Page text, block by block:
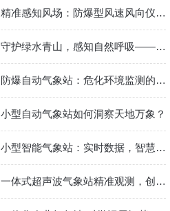
精准感知风场：防爆型风速风向仪测量原理差异解析
守护绿水青山，感知自然呼吸——景区负氧离子监测站，生态旅游的新名片
防爆自动气象站：危化环境监测的“安全卫士”
小型自动气象站如何洞察天地万象？
小型智能气象站：实时数据，智慧气象新选择
一体式超声波气象站精准观测，创造智慧气象